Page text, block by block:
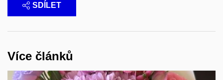
SDÍLET
Více článků